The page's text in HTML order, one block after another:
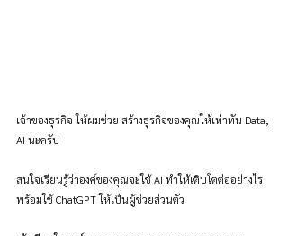
เจ้าของธุรกิจ ให้ผมช่วย สร้างธุรกิจของคุณให้เท่าทัน Data,
AI นะครับ
สนใจเรียนรู้ว่าองค์ของคุณจะใช้ AI ทำให้เติบโตต่ออย่างไร
พร้อมใช้ ChatGPT ให้เป็นผู้ช่วยส่วนตัว